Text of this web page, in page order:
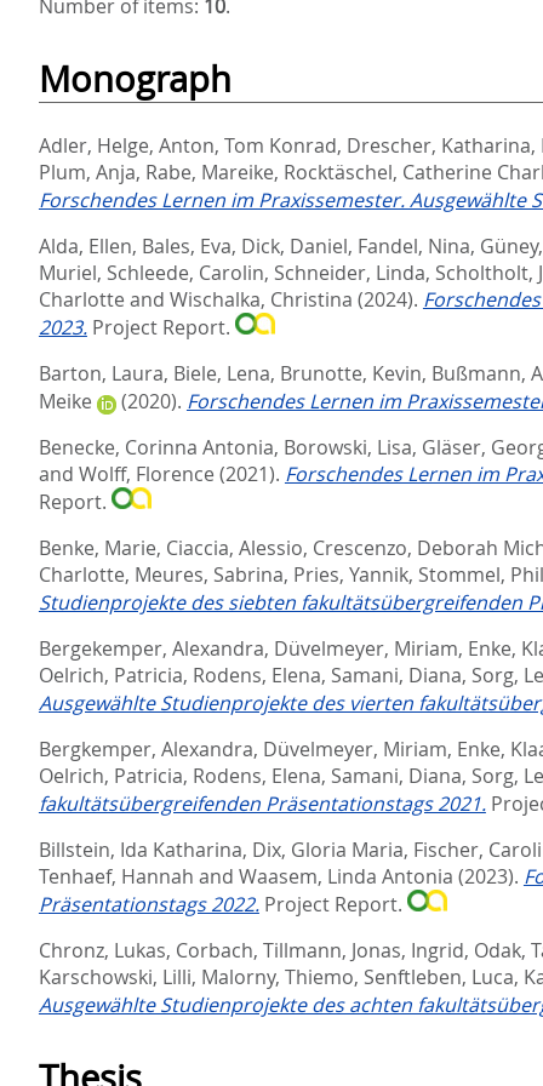
Number of items: 10.
Monograph
Adler, Helge, Anton, Tom Konrad, Drescher, Katharina,
Plum, Anja, Rabe, Mareike, Rocktäschel, Catherine
Forschendes Lernen im Praxissemester.
Alda, Ellen, Bales, Eva, Dick, Daniel, Fandel, Nina,
Muriel, Schleede, Carolin, Schneider, Linda, Scholtholt,
Charlotte and Wischalka, Christina (2024).
2023. Project Report.
Barton, Laura, Biele, Lena, Brunotte, Kevin, Bußmann,
Meike
(2020). Forschendes Lernen im
Benecke, Corinna Antonia, Borowski, Lisa, Gläser,
and Wolff, Florence (2021). Forschendes Lernen im
Report.
Benke, Marie, Ciaccia, Alessio, Crescenzo, Deborah
Charlotte, Meures, Sabrina, Pries, Yannik, Stommel,
Studienprojekte des siebten fakultätsübergreifenden
Bergekemper, Alexandra, Düvelmeyer, Miriam, Enke,
Oelrich, Patricia, Rodens, Elena, Samani, Diana, Sorg,
Ausgewählte Studienprojekte des vierten
Bergkemper, Alexandra, Düvelmeyer, Miriam, Enke,
Oelrich, Patricia, Rodens, Elena, Samani, Diana, Sorg,
fakultätsübergreifenden Präsentationstags 2021.
Billstein, Ida Katharina, Dix, Gloria Maria, Fischer,
Tenhaef, Hannah and Waasem, Linda Antonia (2023).
Präsentationstags 2022. Project Report.
Chronz, Lukas, Corbach, Tillmann, Jonas, Ingrid, Odak,
Karschowski, Lilli, Malorny, Thiemo, Senftleben, Luca,
Ausgewählte Studienprojekte des achten